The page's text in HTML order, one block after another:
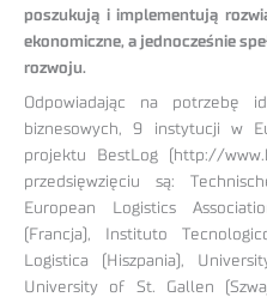
poszukują i implementują
ekonomiczne, a jednocześnie
rozwoju.
Odpowiadając na potrzebę
biznesowych, 9 instytucji w
projektu BestLog (http://
przedsięwzięciu są:
European Logistics
(Francja), Instituto
Logistica (Hiszpania),
University of St. Gallen